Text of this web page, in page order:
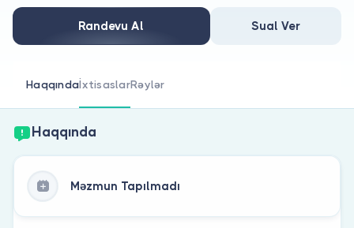
Randevu Al Sual Ver
HaqqındaİxtisaslarRəylər
Haqqında
Məzmun Tapılmadı